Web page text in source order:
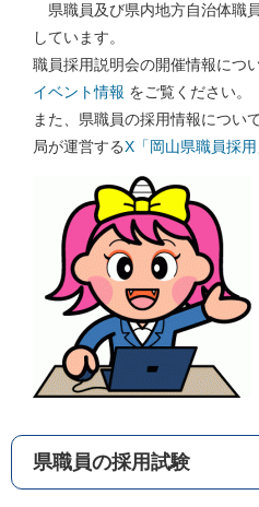
県職員及び県内地方自治体職
しています。
職員採用説明会の開催情報につい
イベント情報 をご覧ください。
また、県職員の採用情報につい
局が運営するX 「岡山県職員採用
県職員の採用試験